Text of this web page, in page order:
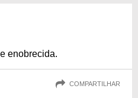
enobrecida.
COMPARTILHAR